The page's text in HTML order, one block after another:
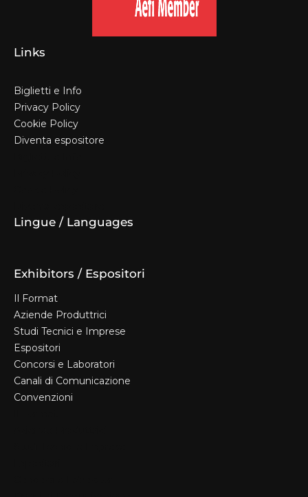
Links
Biglietti e Info
Privacy Policy
Cookie Policy
Diventa espositore
Lingue / Languages
Exhibitors / Espositori
Il Format
Aziende Produttrici
Studi Tecnici e Imprese
Espositori
Concorsi e Laboratori
Canali di Comunicazione
Convenzioni